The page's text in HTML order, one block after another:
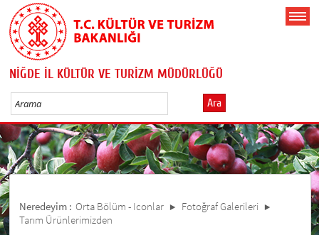
NİĞDE İL KÜLTÜR VE TURİZM MÜDÜRLÜĞÜ
Ara
Neredeyim : Orta Bölüm - Iconlar
Fotoğraf Galerileri
Tarım Ürünlerimizden